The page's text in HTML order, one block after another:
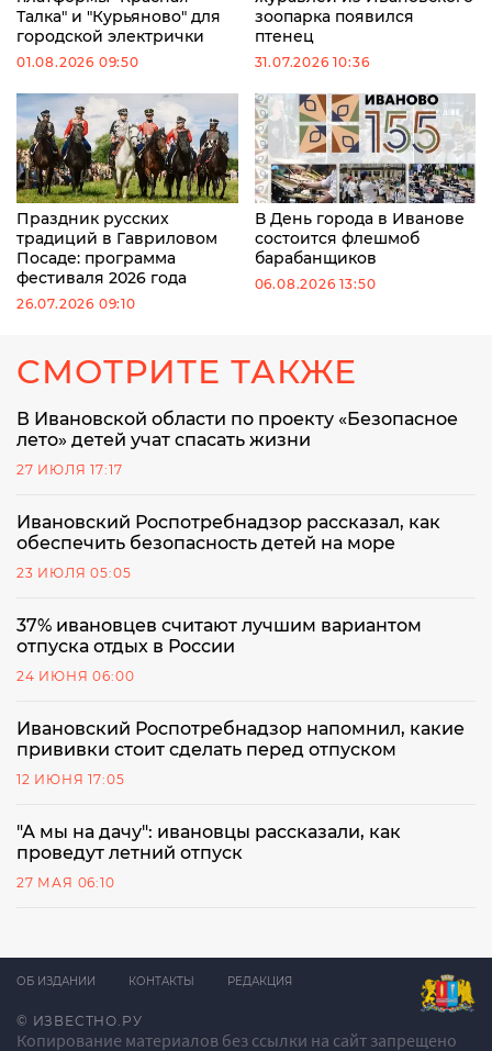
Талка" и "Курьяново" для
городской электрички
01.08.2026 09:50
зоопарка появился
птенец
31.07.2026 10:36
Праздник русских
традиций в Гавриловом
Посаде: программа
фестиваля 2026 года
26.07.2026 09:10
В День города в Иванове
состоится флешмоб
барабанщиков
06.08.2026 13:50
СМОТРИТЕ ТАКЖЕ
В Ивановской области по проекту «Безопасное
лето» детей учат спасать жизни
27 ИЮЛЯ 17:17
Ивановский Роспотребнадзор рассказал, как
обеспечить безопасность детей на море
23 ИЮЛЯ 05:05
37% ивановцев считают лучшим вариантом
отпуска отдых в России
24 ИЮНЯ 06:00
Ивановский Роспотребнадзор напомнил, какие
прививки стоит сделать перед отпуском
12 ИЮНЯ 17:05
"А мы на дачу": ивановцы рассказали, как
проведут летний отпуск
27 МАЯ 06:10
© ИЗВЕСТНО.РУ
Копирование материалов без ссылки на сайт запрещено
ОБ ИЗДАНИИ КОНТАКТЫ РЕДАКЦИЯ